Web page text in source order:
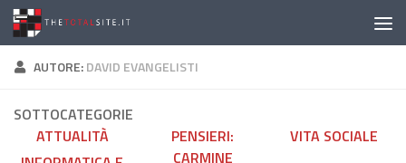
Salta al contenuto
AUTORE:DAVID EVANGELISTI
SOTTOCATEGORIE
ATTUALITÀ
PENSIERI:
CARMINE
VITA SOCIALE